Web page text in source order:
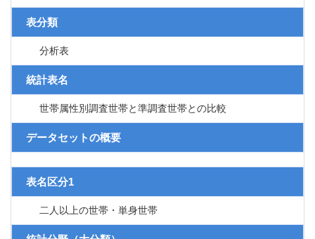
表分類
分析表
統計表名
世帯属性別調査世帯と準調査世帯との比較
データセットの概要
表名区分1
二人以上の世帯・単身世帯